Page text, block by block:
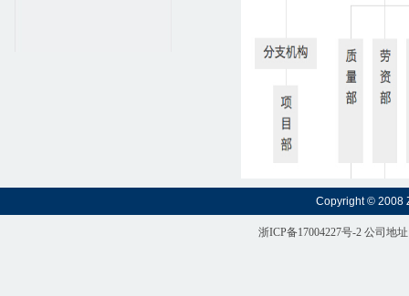
Copyright © 2008
浙ICP备17004227号-2 公司地